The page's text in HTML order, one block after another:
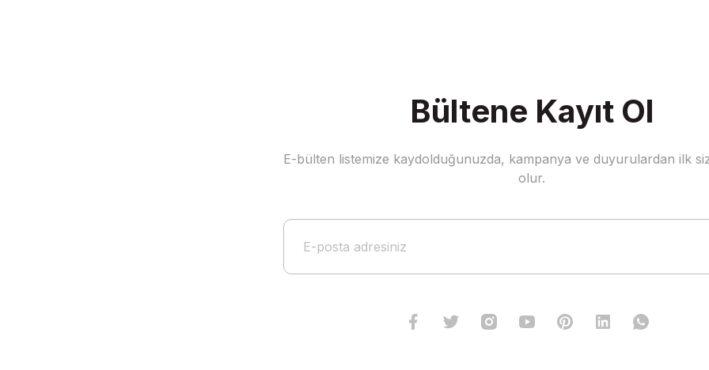
Bültene Kayıt Ol
E-bülten listemize kaydolduğunuzda, kampanya ve duyurulardan ilk
olur.